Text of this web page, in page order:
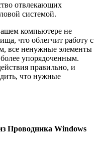
отвлекающих
системой.
компьютере не
что облегчит работу с
все ненужные элементы
упорядоченным.
правильно, и
что нужные
Проводника Windows